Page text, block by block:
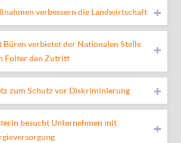
verbessern die Landwirtschaft
Büren verbietet der Nationalen Stelle
Folter den Zutritt
zum Schutz vor Diskriminierung
besucht Unternehmen mit